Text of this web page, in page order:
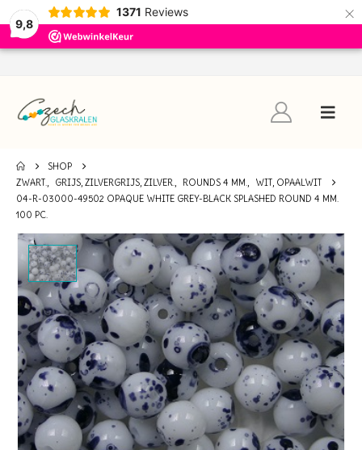
9,8
1371 Reviews ×
SHOP
ZWART., GRIJS, ZILVERGRIJS, ZILVER., ROUNDS 4 MM.,
WIT, OPAALWIT
04-R-03000-49502 OPAQUE WHITE GREY-BLACK SPLASHED ROUND 4 MM.
100 PC.